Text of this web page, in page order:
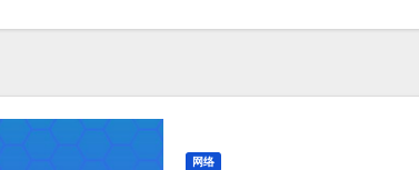
网络